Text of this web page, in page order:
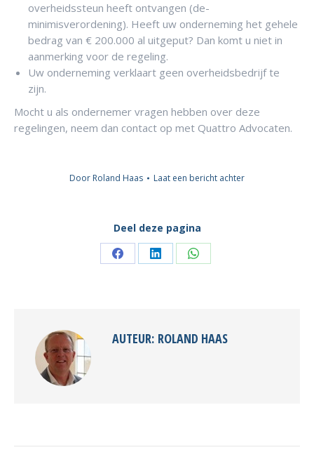
overheidssteun heeft ontvangen (de-
minimisverordening). Heeft uw onderneming het gehele
bedrag van € 200.000 al uitgeput? Dan komt u niet in
aanmerking voor de regeling.
Uw onderneming verklaart geen overheidsbedrijf te
zijn.
Mocht u als ondernemer vragen hebben over deze
regelingen, neem dan contact op met Quattro Advocaten.
Door Roland Haas Laat een bericht achter
Deel deze pagina
Deel
Deel
Deel
AUTEUR: ROLAND HAAS